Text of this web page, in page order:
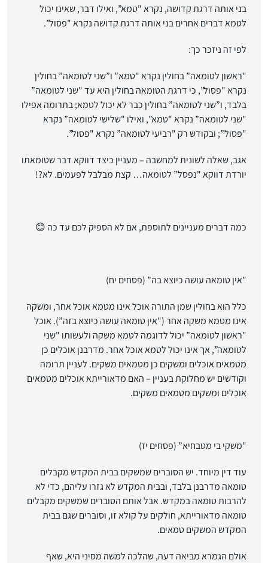
בני אותה דרגת קדושה, נקרא "טמא”, ואילו דבר, שאינו יכול
לטמא דברים אחרים בני אותה דרגת קדושה נקרא "פסול”.
לפי זה ניזכר כך:
"ראשון לטומאה” בחולין נקרא "טמא” ו”שני לטומאה” בחולין
נקרא "פסול”, כי דרגת הטומאה בחולין היא עד "שני לטומאה”
בלבד, ו”שני לטומאה” בחולין כבר לא יכול לטמא; בתרומה אפילו
"שני לטומאה” נקרא "טמא”, ואילו "שלישי לטומאה” נקרא
"פסול”; ובקודש רק "רביעי לטומאה” נקרא "פסול”.
אגב, שאלה לשונית למחשבה – מעניין כיצד דווקא דבר שטומאתו
יורדת דווקא "נפסל” לטומאה… קצת מבלבל לפעמים. לא?!
כמה דברים מעניינים לתוספת, אם לא הספיק לכם עד כה 😊
"אין טומאה עושה כיוצא בה”(פסחים יח)
כלל הוא בחולין שמן התורה אוכל אינו מטמא אוכל אחר, ומשקה
אינו מטמא משקה אחר ("אין טומאה עושה כיוצא בזה”). אוכל
"ראשון לטומאה” יכול לדוגמה לטמא משקה ולעשותו "שני
לטומאה”, אך אינו יכול לטמא אוכל אחר. מדרבנן אוכלים כן
מטמאים אוכלים ומשקים כן מטמאים משקים. לעניין תרומה
וקודשים יש מחלוקת בעניין – האם מדאורייתא אוכלים מטמאים
אוכלים ומשקים מטמאים משקים.
"משקי בי מטבחיא”(פסחים יז)
עוד דין מיוחד. יש הסוברים שמשקים בבית המקדש מקבלים
טומאה מדרבנן בלבד, ובבית המקדש לא גזרו עליהם, כדי לא
להרבות טומאה במקדש. אבל אותם הסוברים שמשקים מקבלים
טומאה מדאורייתא, חולקים על קולא זו, וסוברים שגם בבית
המקדש המשקים טמאים.
אולם הגמרא מביאה דעה, שהלכה למשה מסיני היא, שאף